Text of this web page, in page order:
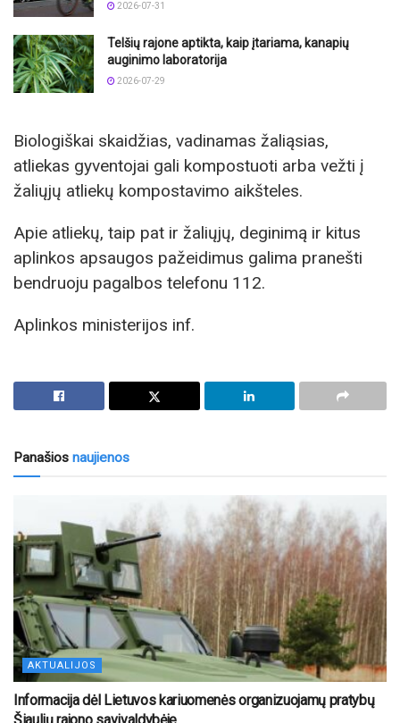
2026-07-31
Telšių rajone aptikta, kaip įtariama, kanapių
auginimo laboratorija
2026-07-29
Biologiškai skaidžias, vadinamas žaliąsias,
atliekas gyventojai gali kompostuoti arba vežti į
žaliųjų atliekų kompostavimo aikšteles.
Apie atliekų, taip pat ir žaliųjų, deginimą ir kitus
aplinkos apsaugos pažeidimus galima pranešti
bendruoju pagalbos telefonu 112.
Aplinkos ministerijos inf.
Panašios naujienos
AKTUALIJOS
Informacija dėl Lietuvos kariuomenės organizuojamų pratybų